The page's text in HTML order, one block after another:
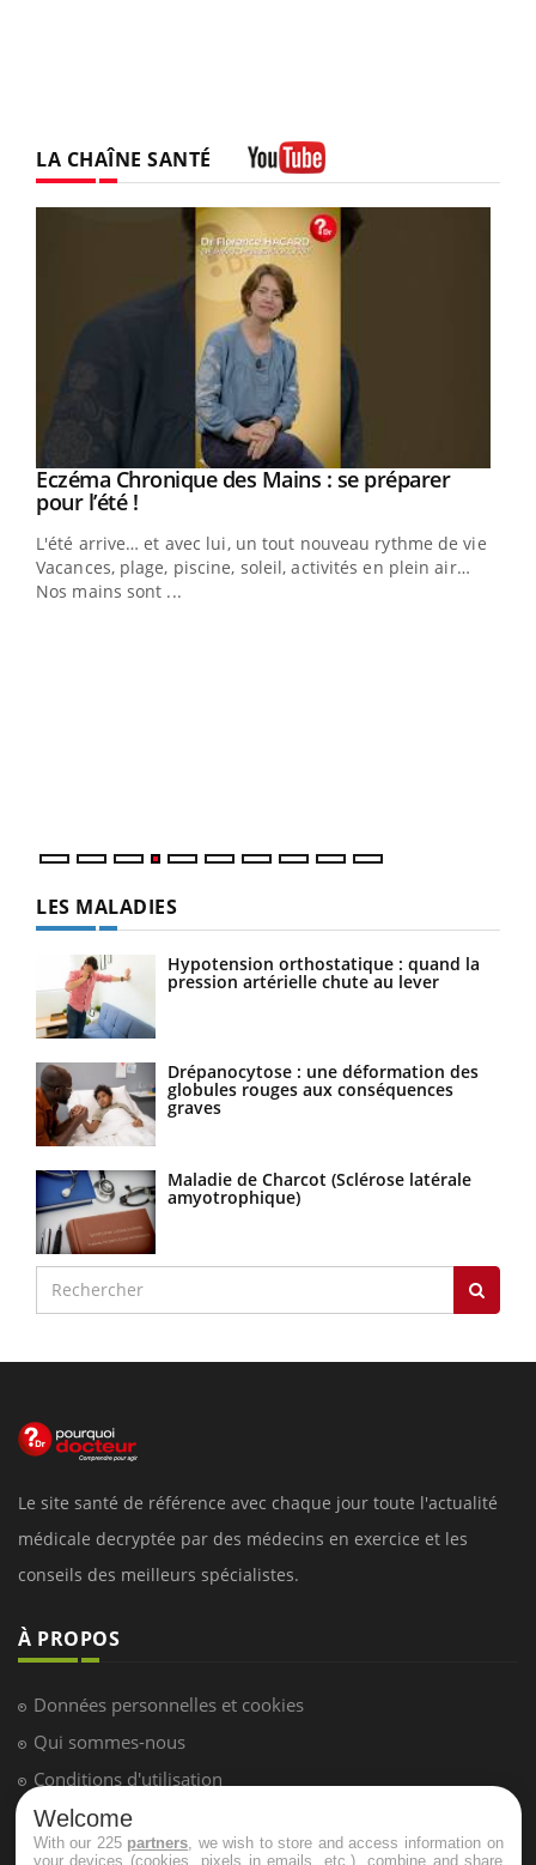
LA CHAÎNE SANTÉ
Youtube
Eczéma Chronique des Mains : se préparer
pour l’été !Youtube
L'été arrive… et avec lui, un tout nouveau rythme de vie !
Vacances, plage, piscine, soleil, activités en plein air…
Nos mains sont ...
LES MALADIES
Hypotension orthostatique : quand la
pression artérielle chute au lever
Drépanocytose : une déformation des
globules rouges aux conséquences
graves
Maladie de Charcot (Sclérose latérale
amyotrophique)
Le site santé de référence avec chaque jour toute l'actualité
médicale decryptée par des médecins en exercice et les
conseils des meilleurs spécialistes.
À PROPOS
Données personnelles et cookies
Qui sommes-nous
Conditions d'utilisation
Plan du site
Mentions Légales
Welcome
With our 225 partners , we wish to store and access information on
your devices (cookies, pixels in emails, etc.), combine and share